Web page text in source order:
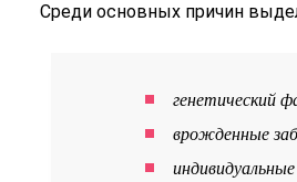
Среди основных причин
генетический
врожденные